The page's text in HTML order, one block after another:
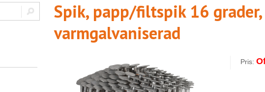
Spik, papp/filtspik 16 grader,
varmgalvaniserad
Pris: